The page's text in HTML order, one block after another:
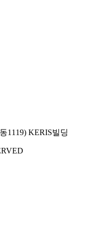
1119) KERIS빌딩